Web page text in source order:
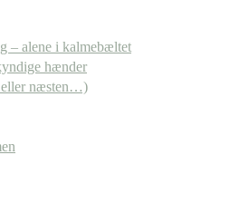
– alene i kalmebæltet
hænder
næsten…)